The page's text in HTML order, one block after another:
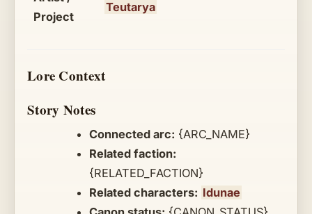
Project
Teutarya
Lore Context
Story Notes
Connected arc: {ARC_NAME}
Related faction:
{RELATED_FACTION}
Related characters: Idunae